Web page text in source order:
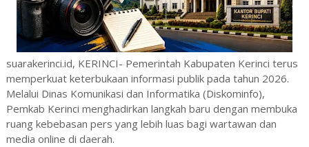
suarakerinci.id, KERINCI- Pemerintah Kabupaten Kerinci terus
memperkuat keterbukaan informasi publik pada tahun 2026.
Melalui Dinas Komunikasi dan Informatika (Diskominfo),
Pemkab Kerinci menghadirkan langkah baru dengan membuka
ruang kebebasan pers yang lebih luas bagi wartawan dan
media online di daerah.